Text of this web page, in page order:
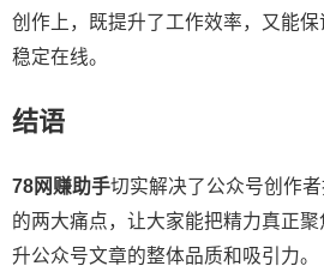
创作上，既提升了工作效率，又能
稳定在线。
结语
78网赚助手切实解决了公众号创作
的两大痛点，让大家能把精力真正
升公众号文章的整体品质和吸引力。